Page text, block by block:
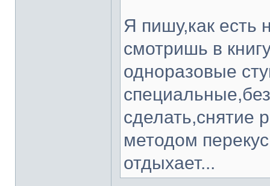
Я пишу,как есть
смотришь в
одноразовые
сделать,снятие
методом
отдыхает...